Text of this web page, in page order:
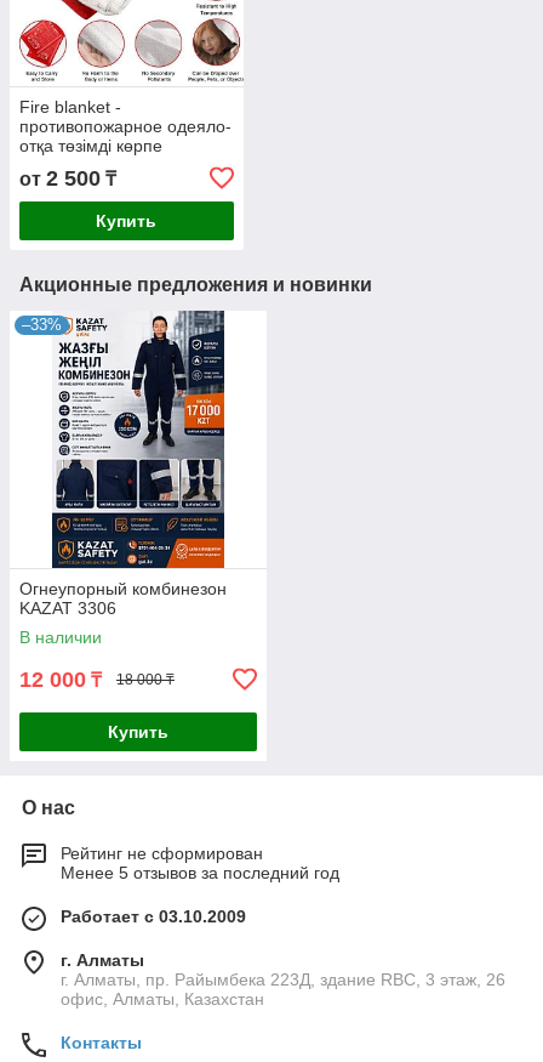
Fire blanket -
противопожарное одеяло-
отқа төзімді көрпе
от 2 500 ₸
Купить
Акционные предложения и новинки
–33%
Огнеупорный комбинезон
KAZAT 3306
В наличии
12 000 ₸ 18 000 ₸
Купить
О нас
Рейтинг не сформирован
Менее 5 отзывов за последний год
Работает с 03.10.2009
г. Алматы
г. Алматы, пр. Райымбека 223Д, здание RBC, 3 этаж, 26
офис, Алматы, Казахстан
Контакты